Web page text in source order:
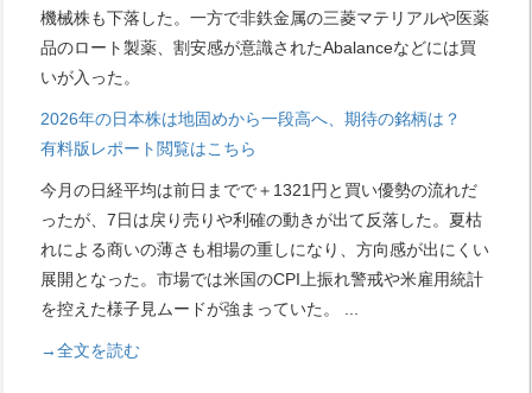
機械株も下落した。一方で非鉄金属の三菱マテリアルや医薬
品のロート製薬、割安感が意識されたAbalanceなどには買
いが入った。
2026年の日本株は地固めから一段高へ、期待の銘柄は？
有料版レポート閲覧はこちら
今月の日経平均は前日までで＋1321円と買い優勢の流れだ
ったが、7日は戻り売りや利確の動きが出て反落した。夏枯
れによる商いの薄さも相場の重しになり、方向感が出にくい
展開となった。市場では米国のCPI上振れ警戒や米雇用統計
を控えた様子見ムードが強まっていた。
...
→全文を読む